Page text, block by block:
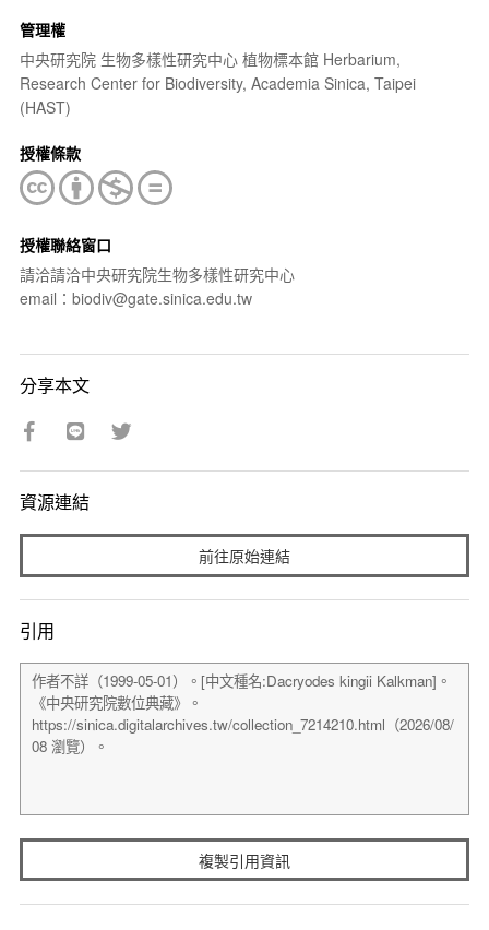
管理權
中央研究院 生物多樣性研究中心 植物標本館 Herbarium,
Research Center for Biodiversity, Academia Sinica, Taipei
(HAST)
授權條款
授權聯絡窗口
請洽請洽中央研究院生物多樣性研究中心
email：biodiv@gate.sinica.edu.tw
分享本文
資源連結
前往原始連結
引用
複製引用資訊